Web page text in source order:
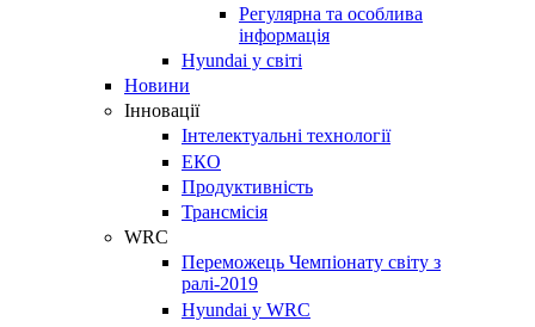
Регулярна та особлива
інформація
Hyundai у світі
Новини
Інновації
Інтелектуальні технології
ЕКО
Продуктивність
Трансмісія
WRC
Переможець Чемпіонату світу з
ралі-2019
Hyundai у WRC